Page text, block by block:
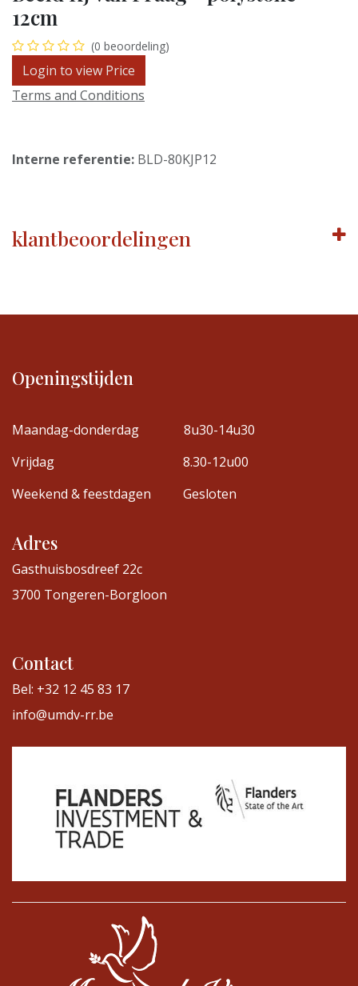
12cm
(0 beoordeling)
Login to view Price
Terms and Conditions
Interne referentie: BLD-80KJP12
klantbeoordelingen
Openingstijden
Maandag-donderdag
8u30-14u30
Vrijdag
8.30-12u00
Weekend & feestdagen
Gesloten
Adres
Gasthuisbosdreef 22c
3700 Tongeren-Borgloon
Contact
Bel: +32 12 45 83 17
info@umdv-rr.be